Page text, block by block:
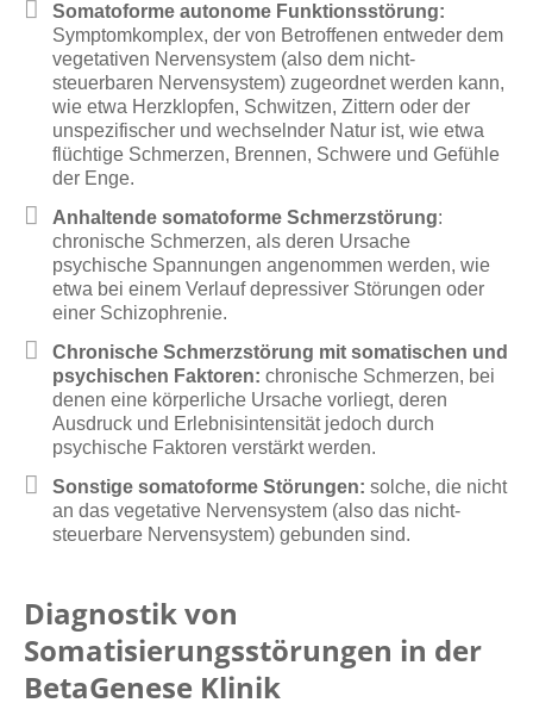
Somatoforme autonome Funktionsstörung:
Symptomkomplex, der von Betroffenen entweder dem
vegetativen Nervensystem (also dem nicht-
steuerbaren Nervensystem) zugeordnet werden kann,
wie etwa Herzklopfen, Schwitzen, Zittern oder der
unspezifischer und wechselnder Natur ist, wie etwa
flüchtige Schmerzen, Brennen, Schwere und Gefühle
der Enge.
Anhaltende somatoforme Schmerzstörung:
chronische Schmerzen, als deren Ursache
psychische Spannungen angenommen werden, wie
etwa bei einem Verlauf depressiver Störungen oder
einer Schizophrenie.
Chronische Schmerzstörung mit somatischen und
psychischen Faktoren: chronische Schmerzen, bei
denen eine körperliche Ursache vorliegt, deren
Ausdruck und Erlebnisintensität jedoch durch
psychische Faktoren verstärkt werden.
Sonstige somatoforme Störungen: solche, die nicht
an das vegetative Nervensystem (also das nicht-
steuerbare Nervensystem) gebunden sind.
Diagnostik von
Somatisierungsstörungen in der
BetaGenese Klinik